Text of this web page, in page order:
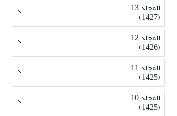
المجلد 13
(1427)
المجلد 12
(1426)
المجلد 11
(1425)
المجلد 10
(1425)